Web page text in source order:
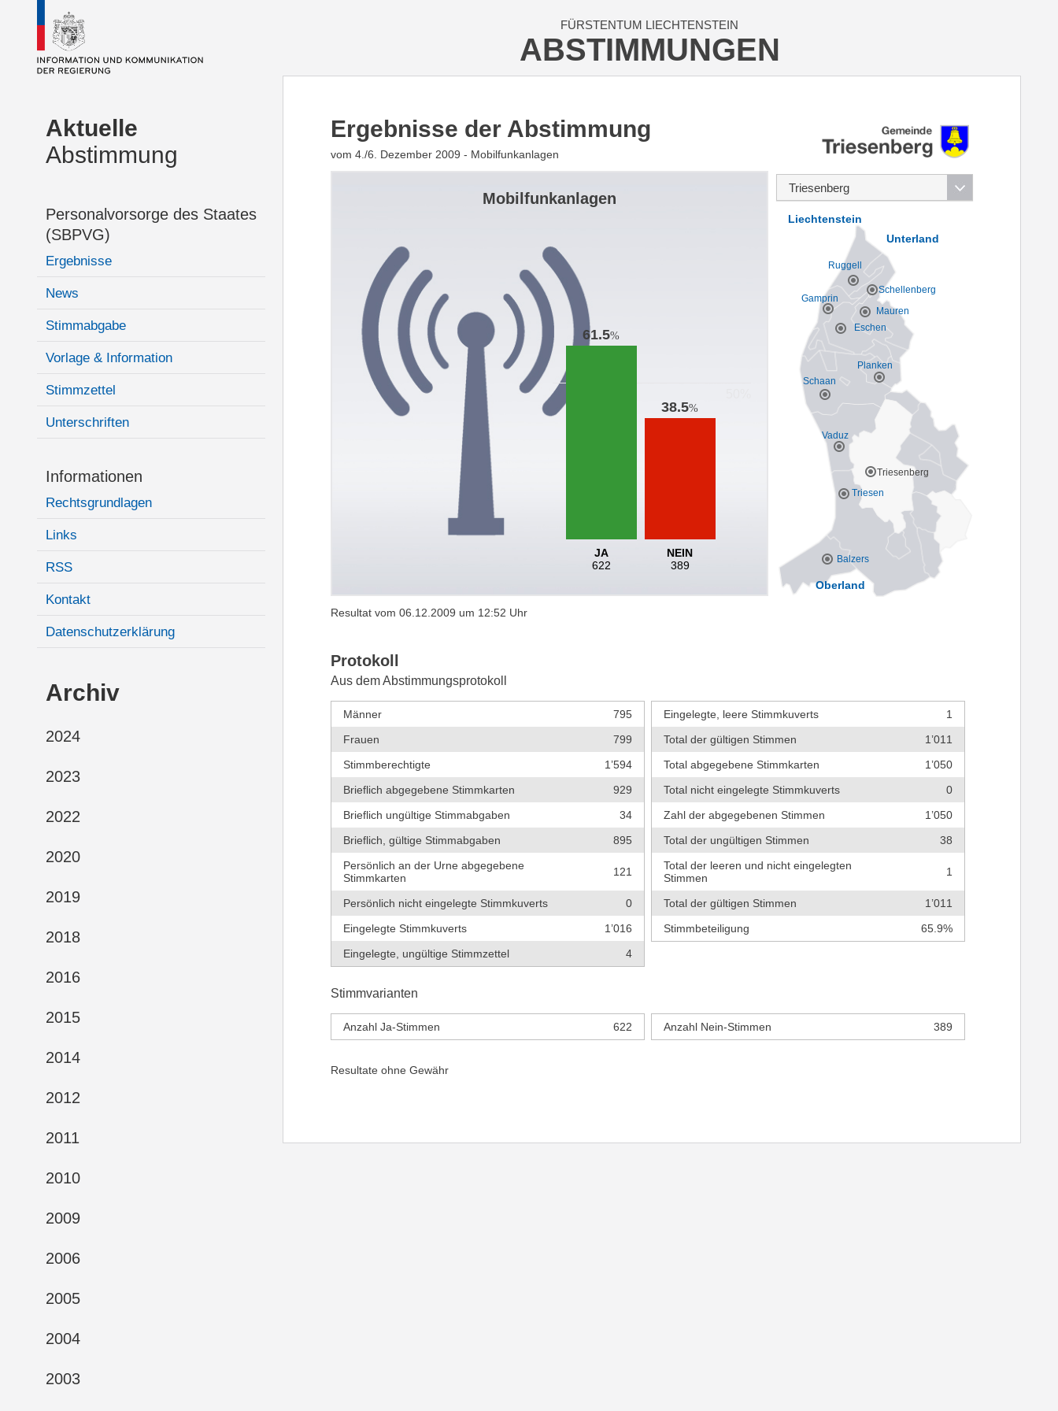
FÜRSTENTUM LIECHTENSTEIN
ABSTIMMUNGEN
Aktuelle
Abstimmung
Personalvorsorge des Staates
(SBPVG)
Ergebnisse
News
Stimmabgabe
Vorlage & Information
Stimmzettel
Unterschriften
Informationen
Rechtsgrundlagen
Links
RSS
Kontakt
Datenschutzerklärung
Archiv
2024
2023
2022
2020
2019
2018
2016
2015
2014
2012
2011
2010
2009
2006
2005
2004
2003
Vaduz
Balzers
Planken
Schaan
Triesen
Triesenberg
Eschen
Gamprin
Mauren
Ruggell
Schellenberg
Oberland
Unterland
Liechtenstein
Ergebnisse der Abstimmung
vom 4./6. Dezember 2009 - Mobilfunkanlagen
Mobilfunkanlagen
61.5%
JA
622
38.5%
NEIN
389
Resultat vom 06.12.2009 um 12:52 Uhr
Protokoll
Aus dem Abstimmungsprotokoll
Männer
795
Frauen
799
Stimmberechtigte
1’594
Brieflich abgegebene Stimmkarten
929
Brieflich ungültige Stimmabgaben
34
Brieflich, gültige Stimmabgaben
895
Persönlich an der Urne abgegebene
Stimmkarten
121
Persönlich nicht eingelegte Stimmkuverts
0
Eingelegte Stimmkuverts
1’016
Eingelegte, ungültige Stimmzettel
4
Eingelegte, leere Stimmkuverts
1
Total der gültigen Stimmen
1’011
Total abgegebene Stimmkarten
1’050
Total nicht eingelegte Stimmkuverts
0
Zahl der abgegebenen Stimmen
1’050
Total der ungültigen Stimmen
38
Total der leeren und nicht eingelegten
Stimmen
1
Total der gültigen Stimmen
1’011
Stimmbeteiligung
65.9%
Stimmvarianten
Anzahl Ja-Stimmen 622 Anzahl Nein-Stimmen 389
Resultate ohne Gewähr